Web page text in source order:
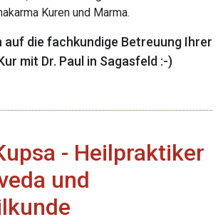
Kuren und Marma.
auf die fachkundige Betreuung Ihrer
mit Dr. Paul in Sagasfeld :-)
- Heilpraktiker
und